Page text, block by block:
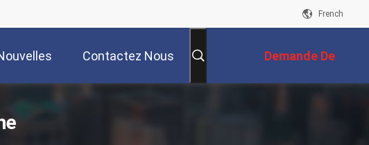
French
Contactez Nous Demande De
Soumission